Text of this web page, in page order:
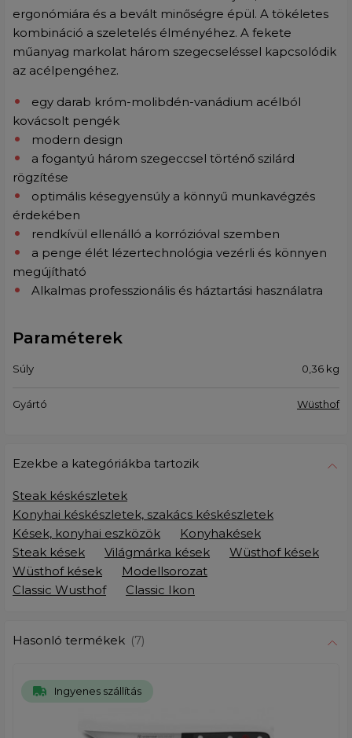
ergonómiára és a bevált minőségre épül. A tökéletes
kombináció a szeletelés élményéhez. A fekete
műanyag markolat három szegecseléssel kapcsolódik
az acélpengéhez.
egy darab króm-molibdén-vanádium acélból
kovácsolt pengék
modern design
a fogantyú három szegeccsel történő szilárd
rögzítése
optimális késegyensúly a könnyű munkavégzés
érdekében
rendkívül ellenálló a korrózióval szemben
a penge élét lézertechnológia vezérli és könnyen
megújítható
Alkalmas professzionális és háztartási használatra
Paraméterek
Súly 0,36 kg
Gyártó Wüsthof
Ezekbe a kategóriákba tartozik
Steak késkészletek
Konyhai késkészletek, szakács késkészletek
Kések, konyhai eszközök
Konyhakések
Steak kések
Világmárka kések
Wüsthof kések
Wüsthof kések
Modellsorozat
Classic Wusthof
Classic Ikon
Hasonló termékek (7)
Ingyenes szállítás